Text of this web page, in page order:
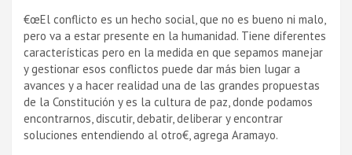
€œEl conflicto es un hecho social, que no es bueno ni malo,
pero va a estar presente en la humanidad. Tiene diferentes
caracterí­sticas pero en la medida en que sepamos manejar
y gestionar esos conflictos puede dar más bien lugar a
avances y a hacer realidad una de las grandes propuestas
de la Constitución y es la cultura de paz, donde podamos
encontrarnos, discutir, debatir, deliberar y encontrar
soluciones entendiendo al otro€, agrega Aramayo.